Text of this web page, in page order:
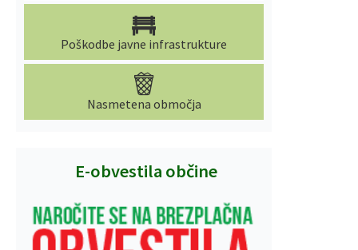
Poškodbe javne infrastrukture
Nasmetena območja
E-obvestila občine